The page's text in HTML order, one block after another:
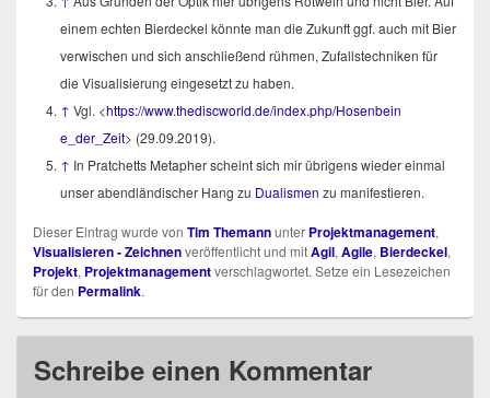
einem ech­ten Bier­de­ckel könn­te man die Zukunft ggf. auch mit Bier
ver­wi­schen und sich anschlie­ßend rüh­men, Zufalls­tech­ni­ken für
die Visua­li­sie­rung ein­ge­setzt zu haben.
↑ Vgl. <https://​www​.the​di​sc​world​.de/​i​n​d​e​x​.​p​h​p​/​H​o​s​e​n​b​e​i​n​
e_der_Zeit> (29.09.2019).
↑ In Prat­chetts Meta­pher scheint sich mir übri­gens wie­der ein­mal
unser abend­län­di­scher Hang zu Dua­lis­men zu manifestieren.
Dieser Eintrag wurde von Tim Themannunter Projektmanagement,
Visualisieren - Zeichnenveröffentlicht und mitAgil, Agile, Bierdeckel,
Projekt, Projektmanagementverschlagwortet. Setze ein Lesezeichen
für den Permalink.
Schreibe einen Kommentar